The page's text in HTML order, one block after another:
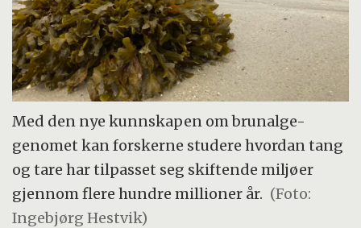
Med den nye kunnskapen om brunalge-
genomet kan forskerne studere hvordan tang
og tare har tilpasset seg skiftende miljøer
gjennom flere hundre millioner år. (Foto:
Ingebjørg Hestvik)